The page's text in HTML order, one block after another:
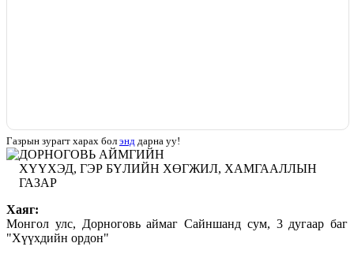
Газрын зурагт харах бол энд дарна уу!
ДОРНОГОВЬ АЙМГИЙН
ХҮҮХЭД, ГЭР БҮЛИЙН ХӨГЖИЛ, ХАМГААЛЛЫН
ГАЗАР
Хаяг:
Монгол улс, Дорноговь аймаг Сайншанд сум, 3 дугаар баг
"Хүүхдийн ордон"